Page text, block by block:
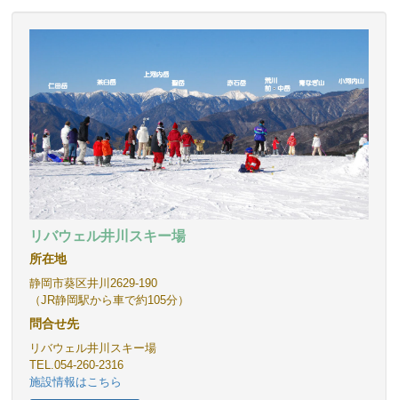
リバウェル井川スキー場
所在地
静岡市葵区井川2629-190
（JR静岡駅から車で約105分）
問合せ先
リバウェル井川スキー場
TEL.054-260-2316
施設情報はこちら